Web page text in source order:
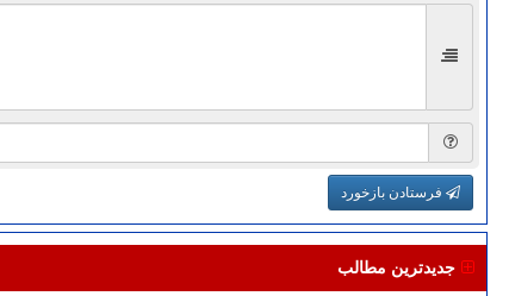
فرستادن بازخورد
جدیدترین مطالب